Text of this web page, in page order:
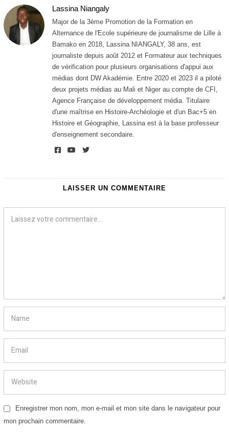
0
2
6
Lassina Niangaly
Major de la 3ème Promotion de la Formation en
Alternance de l'Ecole supérieure de journalisme de Lille à
Bamako en 2018, Lassina NIANGALY, 38 ans, est
journaliste depuis août 2012 et Formateur aux techniques
de vérification pour plusieurs organisations d'appui aux
médias dont DW Akadémie. Entre 2020 et 2023 il a piloté
deux projets médias au Mali et Niger au compte de CFI,
Agence Française de développement média. Titulaire
d'une maîtrise en Histoire-Archéologie et d'un Bac+5 en
Histoire et Géographie, Lassina est à la base professeur
d'enseignement secondaire.
LAISSER UN COMMENTAIRE
Enregistrer mon nom, mon e-mail et mon site dans le navigateur pour
mon prochain commentaire.